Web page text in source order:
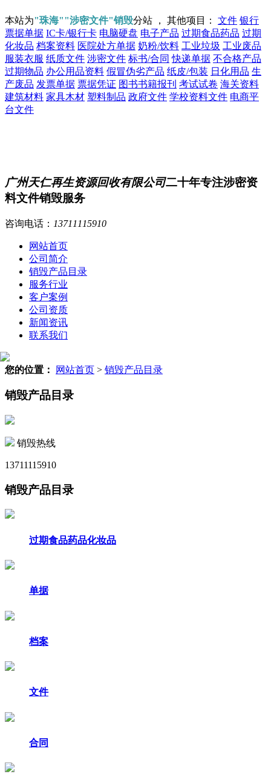
本站为"珠海""涉密文件"销毁分站 ， 其他项目： 文件 银行
票据单据 IC卡/银行卡 电脑硬盘 电子产品 过期食品药品 过期
化妆品 档案资料 医院处方单据 奶粉/饮料 工业垃圾 工业废品
服装衣服 纸质文件 涉密文件 标书/合同 快递单据 不合格产品
过期物品 办公用品资料 假冒伪劣产品 纸皮/包装 日化用品 生
产废品 发票单据 票据凭证 图书书籍报刊 考试试卷 海关资料
建筑材料 家具木材 塑料制品 政府文件 学校资料文件 电商平
台文件
广州天仁再生资源回收有限公司二十年专注涉密资
料文件销毁服务
咨询电话： 13711115910
网站首页
公司简介
销毁产品目录
服务行业
客户案例
公司资质
新闻资讯
联系我们
您的位置： 网站首页 > 销毁产品目录
销毁产品目录
销毁热线
13711115910
销毁产品目录
过期食品药品化妆品
单据
档案
文件
合同